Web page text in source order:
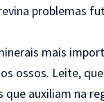
problemas
mais
ossos. Leite,
auxiliam na